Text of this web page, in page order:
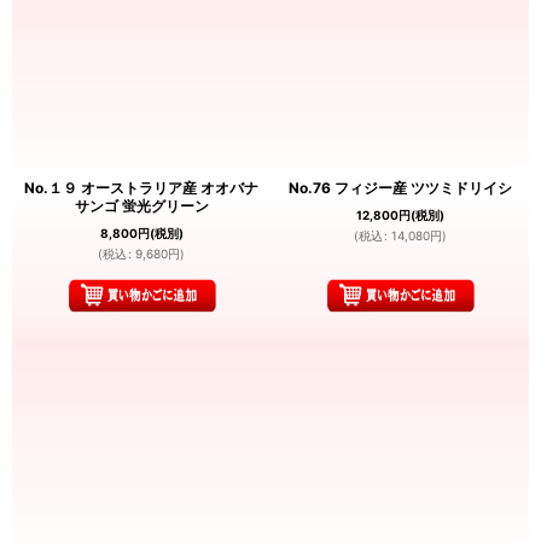
No.１９ オーストラリア産 オオバナ
サンゴ 蛍光グリーン
8,800円(税別)
(税込 : 9,680円)
No.76 フィジー産 ツツミドリイシ
12,800円(税別)
(税込 : 14,080円)